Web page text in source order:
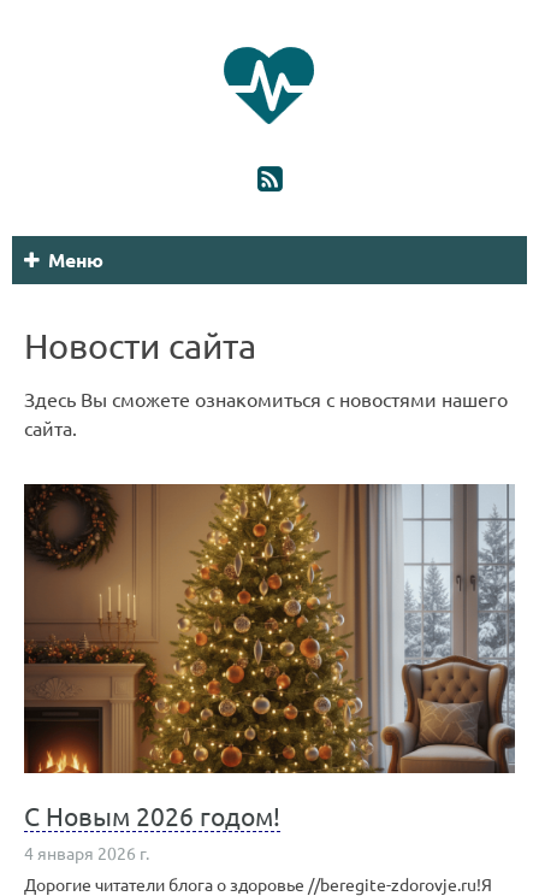
Меню
Новости сайта
Здесь Вы сможете ознакомиться с новостями нашего
сайта.
С Новым 2026 годом!
4 января 2026 г.
Дорогие читатели блога о здоровье //beregite-zdorovje.ru!Я